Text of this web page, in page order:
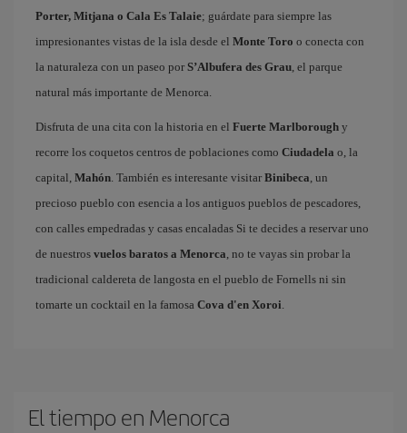
Porter, Mitjana o Cala Es Talaie; guárdate para siempre las
impresionantes vistas de la isla desde el Monte Toro o conecta con
la naturaleza con un paseo por S’Albufera des Grau, el parque
natural más importante de Menorca.
Disfruta de una cita con la historia en el Fuerte Marlborough y
recorre los coquetos centros de poblaciones como Ciudadela o, la
capital, Mahón. También es interesante visitar Binibeca, un
precioso pueblo con esencia a los antiguos pueblos de pescadores,
con calles empedradas y casas encaladas Si te decides a reservar uno
de nuestros vuelos baratos a Menorca, no te vayas sin probar la
tradicional caldereta de langosta en el pueblo de Fornells ni sin
tomarte un cocktail en la famosa Cova d'en Xoroi.
El tiempo en Menorca